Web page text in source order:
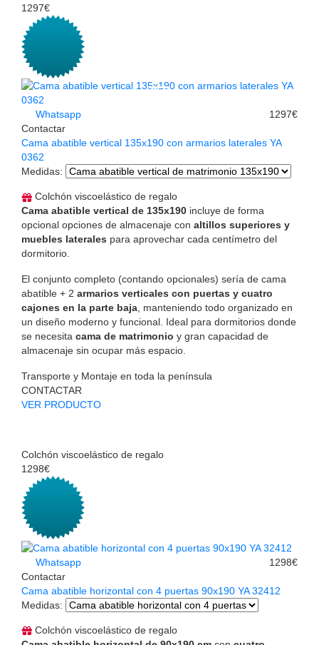
1297€
Whatsapp
Contactar
1297€
Cama abatible vertical 135x190 con armarios laterales YA
0362
Medidas:
Colchón viscoelástico de regalo
Cama abatible vertical de 135x190 incluye de forma
opcional opciones de almacenaje con altillos superiores y
muebles laterales para aprovechar cada centímetro del
dormitorio.
El conjunto completo (contando opcionales) sería de cama
abatible + 2 armarios verticales con puertas y cuatro
cajones en la parte baja, manteniendo todo organizado en
un diseño moderno y funcional. Ideal para dormitorios donde
se necesita cama de matrimonio y gran capacidad de
almacenaje sin ocupar más espacio.
Transporte y Montaje en toda la península
CONTACTAR
VER PRODUCTO
Colchón viscoelástico de regalo
1298€
Whatsapp
Contactar
1298€
Cama abatible horizontal con 4 puertas 90x190 YA 32412
Medidas:
Colchón viscoelástico de regalo